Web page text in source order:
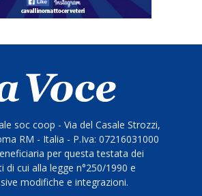
soc coop - Via del Casale Strozzi,
RM - Italia - P.Iva: 07216031000
per questa testata dei
di cui alla legge n°250/1990 e
modifiche e integrazioni.